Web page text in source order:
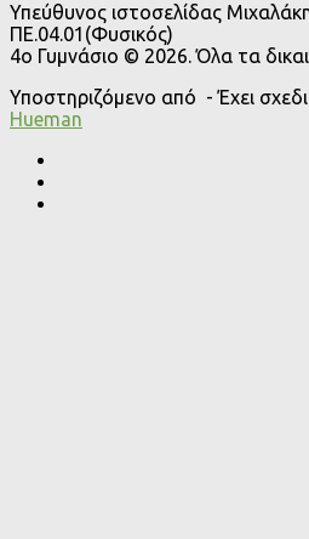
Υπεύθυνος ιστοσελίδας
ΠΕ.04.01(Φυσικός)
4o Γυμνάσιο © 2026. Όλα τα
Υποστηριζόμενο από - Έχει
Ηueman